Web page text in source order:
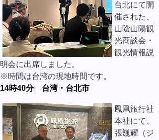
台北にて開
催された、
山陰山陽観
光商談会・
観光情報説
明会に出席しました。
※時間は台湾の現地時間です。
14時40分 台湾・台北市
鳳凰旅行社
本社にて、
張巍耀（ジ